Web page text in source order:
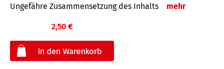
Ungefähre Zusammensetzung des Inhalts mehr
2,50 €